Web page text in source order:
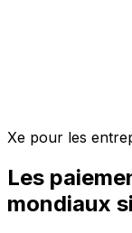
Xe pour les
Les
mondiaux